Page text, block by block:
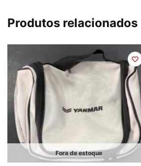
Produtos relacionados
Fora de estoque